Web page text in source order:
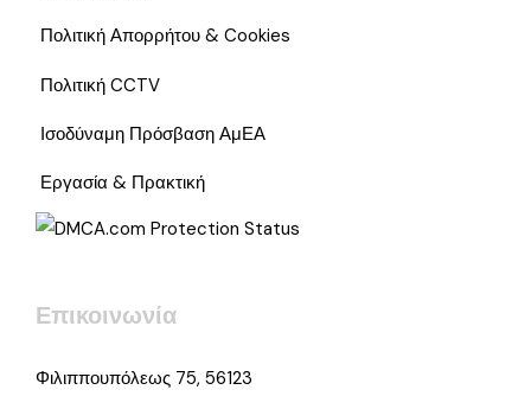
Πολιτική Απορρήτου & Cookies
Πολιτική CCTV
Ισοδύναμη Πρόσβαση ΑμΕΑ
Εργασία & Πρακτική
Επικοινωνία
Φιλιππουπόλεως 75, 56123